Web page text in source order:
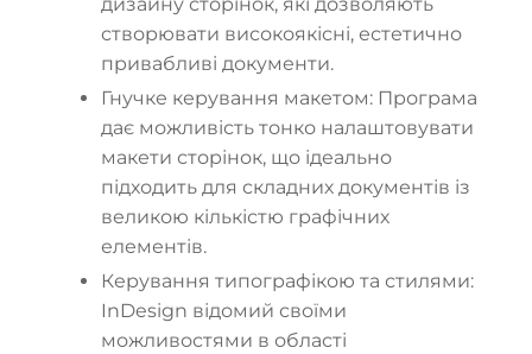
створювати високоякісні, естетично
привабливі документи.
Гнучке керування макетом: Програма
дає можливість тонко налаштовувати
макети сторінок, що ідеально
підходить для складних документів із
великою кількістю графічних
елементів.
Керування типографікою та стилями:
InDesign відомий своїми
можливостями в області